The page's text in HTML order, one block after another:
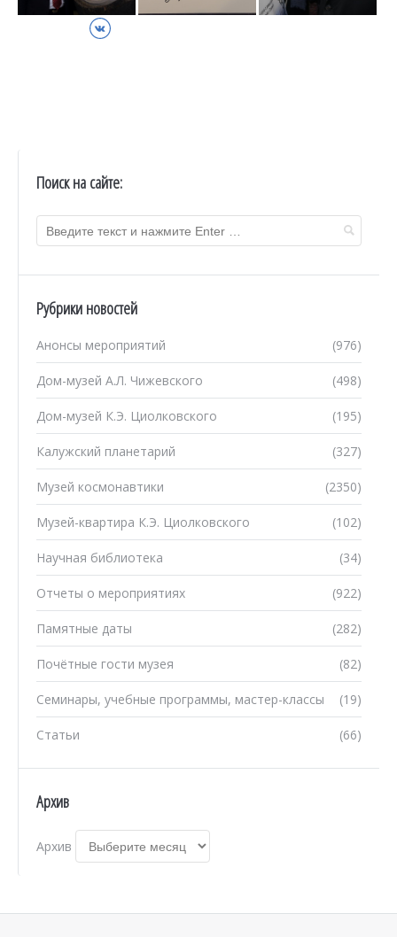
ВКонтакте
Поиск на сайте:
Рубрики новостей
(976)
Анонсы мероприятий
(498)
Дом-музей А.Л. Чижевского
(195)
Дом-музей К.Э. Циолковского
(327)
Калужский планетарий
(2350)
Музей космонавтики
(102)
Музей-квартира К.Э. Циолковского
(34)
Научная библиотека
(922)
Отчеты о мероприятиях
(282)
Памятные даты
(82)
Почётные гости музея
(19)
Семинары, учебные программы, мастер-классы
(66)
Статьи
Архив
Архив